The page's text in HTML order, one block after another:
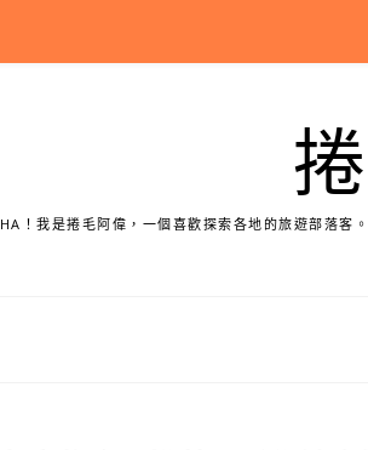
HA！我是捲毛阿偉，一個喜歡探索各地的旅遊部落客